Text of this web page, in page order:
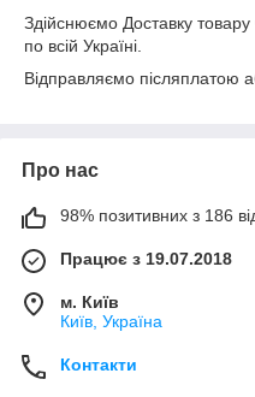
Здійснюємо Доставку
по всій Україні.
Відправляємо післяплатою
Про нас
98% позитивних з 186
Працює з 19.07.2018
м. Київ
Київ, Україна
Контакти